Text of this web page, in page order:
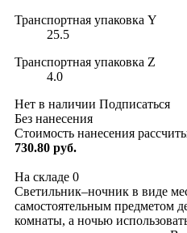
Транспортная упаковка Y
25.5
Транспортная упаковка Z
4.0
Нет в наличии Подписаться
Без нанесения
Стоимость нанесения
730.80 руб.
На складе 0
Светильник–ночник в виде
самостоятельным предметом
комнаты, а ночью